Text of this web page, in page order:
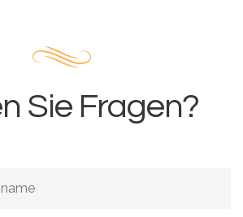
Sie Fragen?